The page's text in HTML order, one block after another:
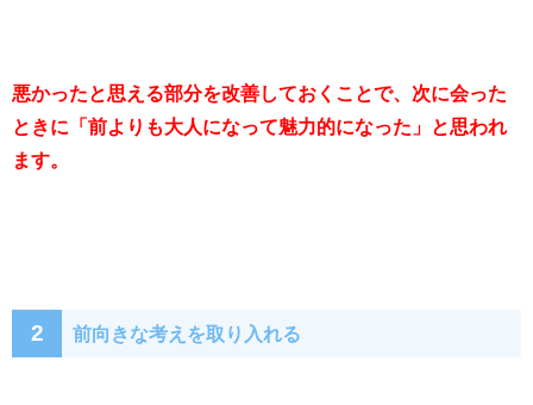
悪かったと思える部分を改善しておくことで、次に会った
ときに「前よりも大人になって魅力的になった」と思われ
ます。
2 前向きな考えを取り入れる